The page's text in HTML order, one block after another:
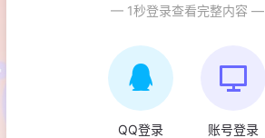
— 1秒登录查看完整内容 —
QQ登录 账号登录